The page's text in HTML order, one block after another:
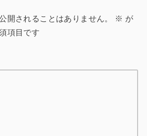
開されることはありません。 ※ が
項目です